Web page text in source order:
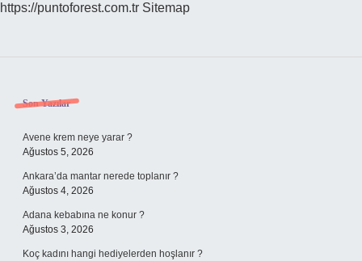
https://puntoforest.com.tr Sitemap
Sidebar
Son Yazılar
Avene krem neye yarar ?
Ağustos 5, 2026
Ankara’da mantar nerede toplanır ?
Ağustos 4, 2026
Adana kebabına ne konur ?
Ağustos 3, 2026
Koç kadını hangi hediyelerden hoşlanır ?